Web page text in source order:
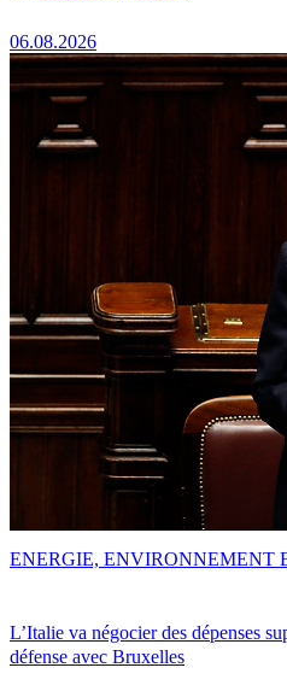
06.08.2026
L’Italie va négocier des dépenses
défense avec Bruxelles
ENERGIE, ENVIRONNEMENT